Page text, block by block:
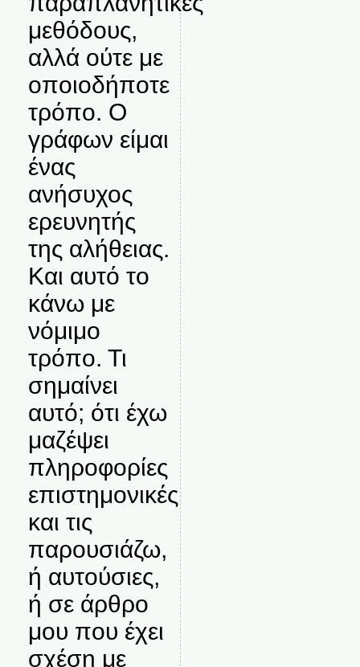
μεθόδους,
αλλά ούτε με
οποιοδήποτε
τρόπο. Ο
γράφων είμαι
ένας
ανήσυχος
ερευνητής
της αλήθειας.
Και αυτό το
κάνω με
νόμιμο
τρόπο. Τι
σημαίνει
αυτό; ότι έχω
μαζέψει
πληροφορίες
επιστημονικές
και τις
παρουσιάζω,
ή αυτούσιες,
ή σε άρθρο
μου που έχει
σχέση με